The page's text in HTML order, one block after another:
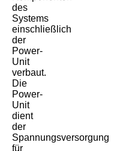
des
Systems
einschließlich
der
Power-
Unit
verbaut.
Die
Power-
Unit
dient
der
Spannungsversorgung
für